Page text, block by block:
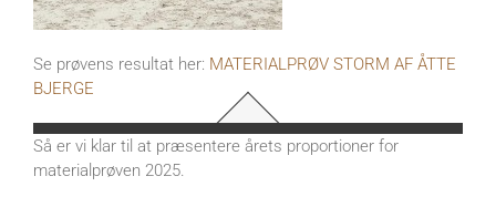
Se prøvens resultat her: MATERIALPRØV STORM AF ÅTTE
BJERGE
Så er vi klar til at præsentere årets proportioner for
materialprøven 2025.